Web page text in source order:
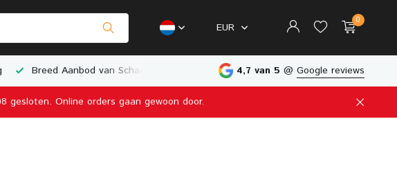
EUR
0
Breed Aanbod van Schaalmodellen Fysieke Winkel in Nederland
4,7 van 5 @ Google reviews
gesloten. Online orders gaan gewoon door.